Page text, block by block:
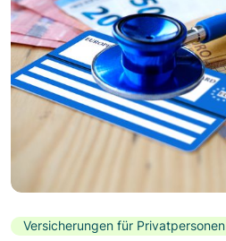
Versicherungen für Privatpersonen